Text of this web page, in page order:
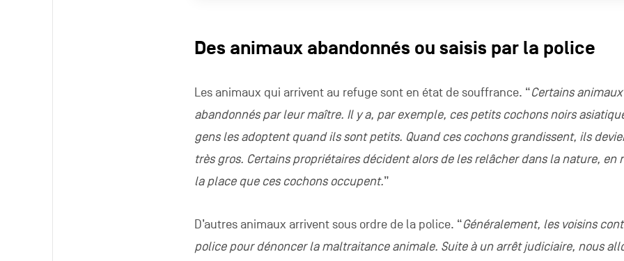
Des animaux abandonnés ou saisis par la police
Les animaux qui arrivent au refuge sont en état de souffrance. “Certains
abandonnés par leur maître. Il y a, par exemple, ces petits cochons noirs
gens les adoptent quand ils sont petits. Quand ces cochons grandissent, ils
très gros. Certains propriétaires décident alors de les relâcher dans la nature, en
la place que ces cochons occupent.”
D’autres animaux arrivent sous ordre de la police. “Généralement, les voisins
police pour dénoncer la maltraitance animale. Suite à un arrêt judiciaire, nous